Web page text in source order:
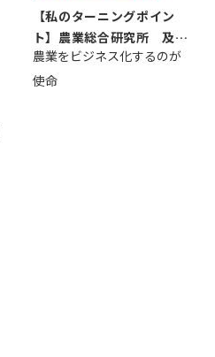
【私のターニングポイン
ト】農業総合研究所 及川
智正
農業をビジネス化するのが
使命